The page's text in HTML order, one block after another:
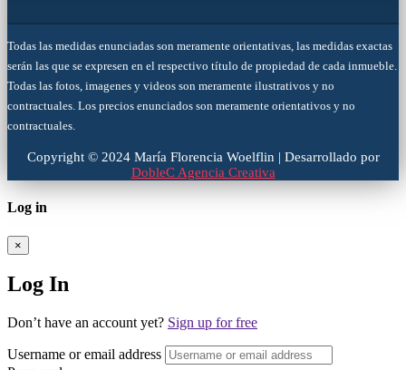
Todas las medidas enunciadas son meramente orientativas, las medidas exactas
serán las que se expresen en el respectivo título de propiedad de cada inmueble.
Todas las fotos, imagenes y videos son meramente ilustrativos y no
contractuales. Los precios enunciados son meramente orientativos y no
contractuales.
Copyright © 2024 María Florencia Woelflin | Desarrollado por
DobleC Agencia Creativa
Log in
×
Log In
Don’t have an account yet? Sign up for free
Username or email address